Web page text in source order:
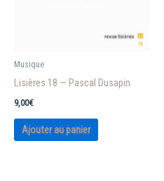
Musique
Lisières 18 — Pascal Dusapin
9,00€
Ajouter au panier